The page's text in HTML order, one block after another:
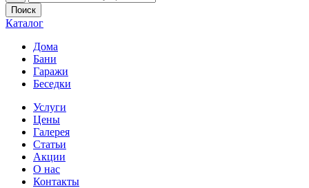
Поиск
Каталог
Дома
Бани
Гаражи
Беседки
Услуги
Цены
Галерея
Статьи
Акции
О нас
Контакты